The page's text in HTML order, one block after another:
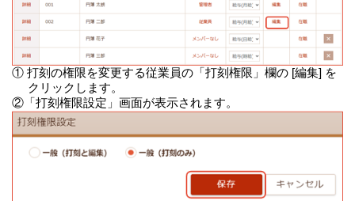
① 打刻の権限を変更する従業員の「打刻権限」欄の [編集] を
クリックします。
②「打刻権限設定」画面が表示されます。